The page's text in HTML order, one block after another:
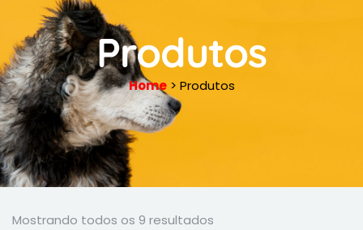
Produtos
Home> Produtos
Mostrando todos os 9 resultados